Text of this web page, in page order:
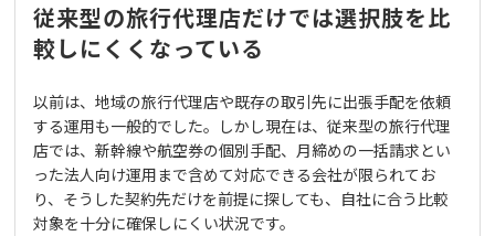
従来型の旅行代理店だけでは選択肢を比
較しにくくなっている
以前は、地域の旅行代理店や既存の取引先に出張手配を依頼
する運用も一般的でした。しかし現在は、従来型の旅行代理
店では、新幹線や航空券の個別手配、月締めの一括請求とい
った法人向け運用まで含めて対応できる会社が限られてお
り、そうした契約先だけを前提に探しても、自社に合う比較
対象を十分に確保しにくい状況です。